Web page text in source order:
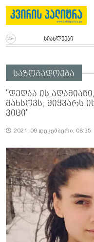
სიახლეები
საზოგადოება
"დედაა ის
მახსოვს; მიყვარს
ვიცი"
2021, 09 დეკემბერი, 08:35